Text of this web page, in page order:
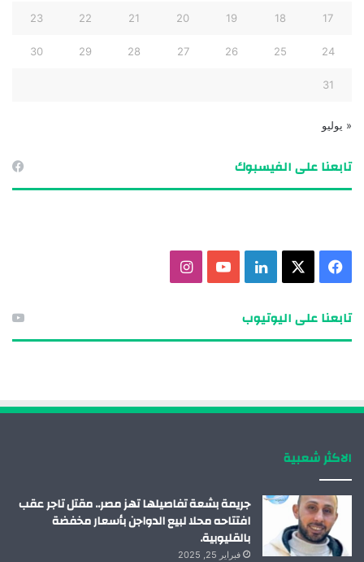
17
18
19
20
21
22
23
24
25
26
27
28
29
30
31
« يوليو
تابعنا على الفيسبوك
م
تابعنا على اليوتيوب
الاكثر شعبية
جريمة بشعة تفاصيلها تهز مصر.. مقتل تاجر عقب
افتتاحه محلا لبيع الدواجن بأسعار مخفضة
بالقليوبية.
فبراير 25, 2025